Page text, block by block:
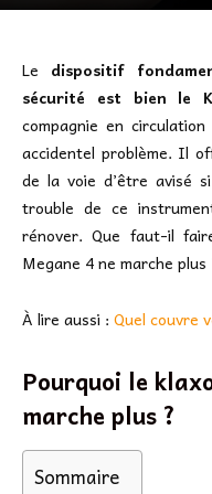
Le dispositif
sécurité est bien le
compagnie en
accidentel problème. Il
de la voie d’être avisé
trouble de ce
rénover. Que faut-il
Megane 4 ne marche plus
À lire aussi : Quel couvre
Pourquoi le
marche plus ?
Sommaire